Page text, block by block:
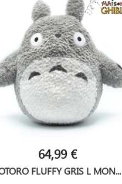
64,99 €
FLUFFY GRIS L MON...